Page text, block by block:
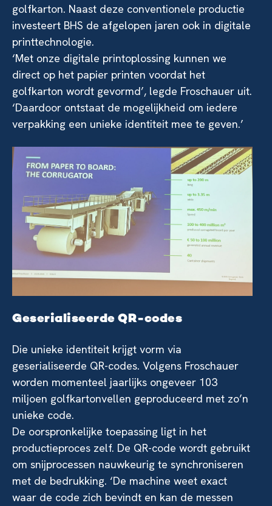
golfkarton. Naast deze conventionele productie
investeert BHS de afgelopen jaren ook in digitale
printtechnologie.
‘Met onze digitale printoplossing kunnen we
direct op het papier printen voordat het
golfkarton wordt gevormd’, legde Froschauer uit.
‘Daardoor ontstaat de mogelijkheid om iedere
verpakking een unieke identiteit mee te geven.’
Geserialiseerde QR-codes
Die unieke identiteit krijgt vorm via
geserialiseerde QR-codes. Volgens Froschauer
worden momenteel jaarlijks ongeveer 103
miljoen golfkartonvellen geproduceerd met zo’n
unieke code.
De oorspronkelijke toepassing ligt in het
productieproces zelf. De QR-code wordt gebruikt
om snijprocessen nauwkeurig te synchroniseren
met de bedrukking. ‘De machine weet exact
waar de code zich bevindt en kan de messen